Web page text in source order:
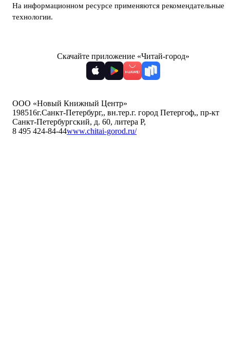
На информационном ресурсе применяются рекомендательные
технологии.
Скачайте приложение «Читай-город»
ООО «Новый Книжный Центр»
198516г.Санкт-Петербург,, вн.тер.г. город Петергоф,, пр-кт
Санкт-Петербургский, д. 60, литера Р,
8 495 424-84-44www.chitai-gorod.ru/